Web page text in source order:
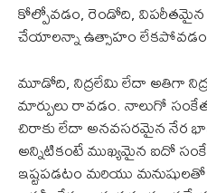
కోల్పోవడం, రెండోది,
చేయాలన్నా ఉత్సాహం
మూడోది, నిద్రలేమి లేదా అతిగా
మార్పులు రావడం. నాలుగో
చిరాకు లేదా అనవసరమైన నేర
అన్నిటికంటే ముఖ్యమైన ఐదో
ఇష్టపడటం మరియు